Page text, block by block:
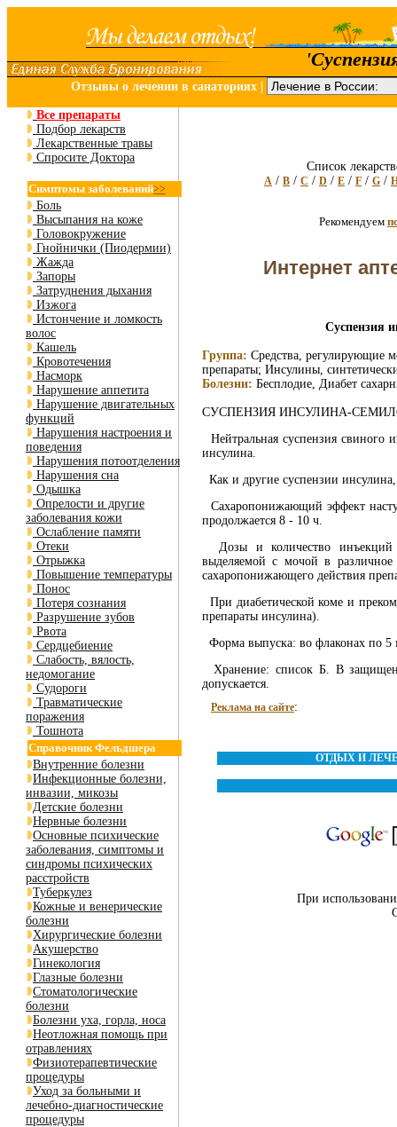
Отзывы о лечении в санаториях
Все препараты
Подбор лекарств
Лекарственные травы
Спросите Доктора
Симптомы заболеваний>>
Боль
Высыпания на коже
Головокружение
Гнойнички (Пиодермии)
Жажда
Запоры
Затруднения дыхания
Изжога
Истончение и ломкость
волос
Кашель
Кровотечения
Насморк
Нарушение аппетита
Нарушение двигательных
функций
Нарушения настроения и
поведения
Нарушения потоотделения
Нарушения сна
Одышка
Опрелости и другие
заболевания кожи
Ослабление памяти
Отеки
Отрыжка
Повышение температуры
Понос
Потеря сознания
Разрушение зубов
Рвота
Сердцебиение
Слабость, вялость,
недомогание
Судороги
Травматические
поражения
Тошнота
Справочник Фельдшера
Внутренние болезни
Инфекционные болезни,
инвазии, микозы
Детские болезни
Нервные болезни
Основные психические
заболевания, симптомы и
синдромы психических
расстройств
Туберкулез
Кожные и венерические
болезни
Хирургические болезни
Акушерство
Гинекология
Глазные болезни
Стоматологические
болезни
Болезни уха, горла, носа
Неотложная помощь при
отравлениях
Физиотерапевтические
процедуры
Уход за больными и
лечебно-диагностические
процедуры
Список
A / B / C / D / E / F / G /
Рекомендуем
Интернет
Суспензия
Группа: Средства, регулирующие
препараты; Инсулины,
Болезни: Бесплодие, Диабет
СУСПЕНЗИЯ ИНСУЛИНА-
Нейтральная суспензия
инсулина.
Как и другие суспензии
Сахаропонижающий эффект
продолжается 8 - 10 ч.
Дозы и количество инъекций
выделяемой с мочой в
сахаропонижающего действия
При диабетической коме и
препараты инсулина).
Форма выпуска: во флаконах по 5
Хранение: список Б. В
допускается.
Реклама на сайте:
ОТДЫХ И
При